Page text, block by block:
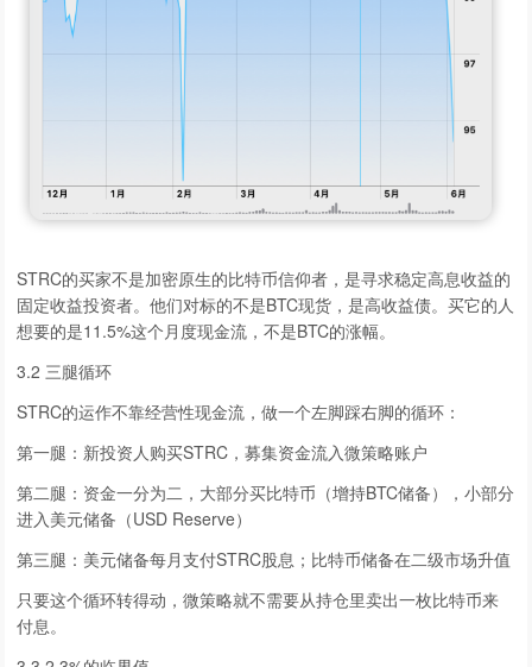
STRC的买家不是加密原生的比特币信仰者，是寻求稳定高息收益的
固定收益投资者。他们对标的不是BTC现货，是高收益债。买它的人
想要的是11.5%这个月度现金流，不是BTC的涨幅。
3.2 三腿循环
STRC的运作不靠经营性现金流，做一个左脚踩右脚的循环：
第一腿：新投资人购买STRC，募集资金流入微策略账户
第二腿：资金一分为二，大部分买比特币（增持BTC储备），小部分
进入美元储备（USD Reserve）
第三腿：美元储备每月支付STRC股息；比特币储备在二级市场升值
只要这个循环转得动，微策略就不需要从持仓里卖出一枚比特币来
付息。